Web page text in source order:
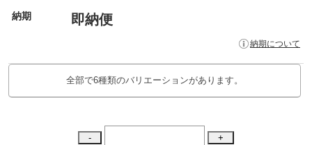
納期 即納便
納期について
全部で6種類のバリエーションがあります。